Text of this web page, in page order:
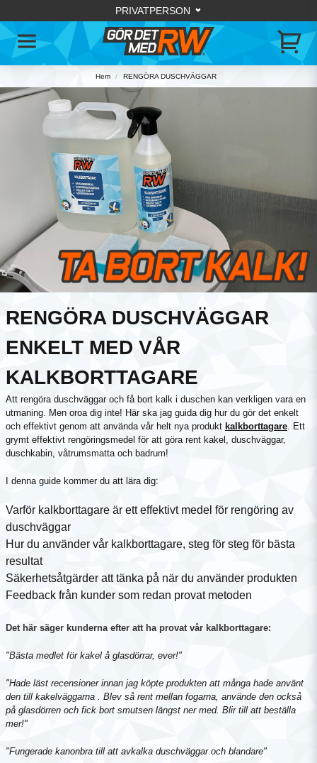
Hem RENGÖRA DUSCHVÄGGAR
RENGÖRA DUSCHVÄGGAR
ENKELT MED VÅR
KALKBORTTAGARE
Att rengöra duschväggar och få bort kalk i duschen kan verkligen vara en
utmaning. Men oroa dig inte! Här ska jag guida dig hur du gör det enkelt
och effektivt genom att använda vår helt nya produkt kalkborttagare. Ett
grymt effektivt rengöringsmedel för att göra rent kakel, duschväggar,
duschkabin, våtrumsmatta och badrum!
I denna guide kommer du att lära dig:
Varför kalkborttagare är ett effektivt medel för rengöring av
duschväggar
Hur du använder vår kalkborttagare, steg för steg för bästa
resultat
Säkerhetsåtgärder att tänka på när du använder produkten
Feedback från kunder som redan provat metoden
Det här säger kunderna efter att ha provat vår kalkborttagare:
"Bästa medlet för kakel å glasdörrar, ever!"
"Hade läst recensioner innan jag köpte produkten att många hade använt
den till kakelväggarna . Blev så rent mellan fogarna, använde den också
på glasdörren och fick bort smutsen längst ner med. Blir till att beställa
mer!"
"Fungerade kanonbra till att avkalka duschväggar och blandare"